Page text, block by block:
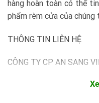
hàng hoàn toàn có thể
phẩm rèm cửa của chúng
THÔNG TIN LIÊN HỆ
CÔNG TY CP AN SANG
– Mã số thuế: